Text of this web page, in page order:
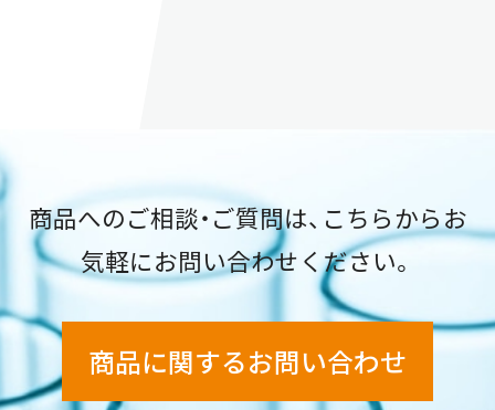
商品へのご相談・ご質問は、こちらからお
気軽にお問い合わせください。
商品に関するお問い合わせ